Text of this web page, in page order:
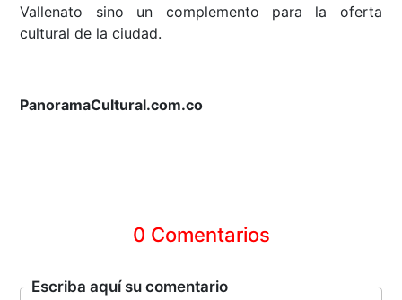
Vallenato sino un complemento para la oferta
cultural de la ciudad.
PanoramaCultural.com.co
0 Comentarios
Escriba aquí su comentario